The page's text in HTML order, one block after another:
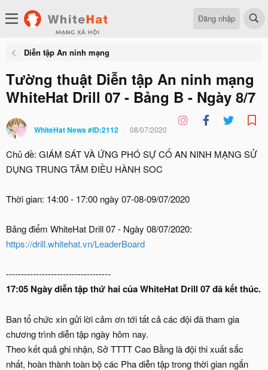
Đăng nhập
Diễn tập An ninh mạng
Tường thuật Diễn tập An ninh mạng
WhiteHat Drill 07 - Bảng B - Ngày 8/7
WhiteHat News #ID:2112 08/07/2020
Chủ đề: GIÁM SÁT VÀ ỨNG PHÓ SỰ CỐ AN NINH MẠNG SỬ
DỤNG TRUNG TÂM ĐIỀU HÀNH SOC
Thời gian: 14:00 - 17:00 ngày 07-08-09/07/2020
Bảng điểm WhiteHat Drill 07 - Ngày 08/07/2020:
https://drill.whitehat.vn/LeaderBoard
-----------------------------------
17:05 Ngày diễn tập thứ hai của WhiteHat Drill 07 đã kết thúc.
Ban tổ chức xin gửi lời cảm ơn tới tất cả các đội đã tham gia
chương trình diễn tập ngày hôm nay.
Theo kết quả ghi nhận, Sở TTTT Cao Bằng là đội thi xuất sắc
nhất, hoàn thành toàn bộ các Pha diễn tập trong thời gian ngắn